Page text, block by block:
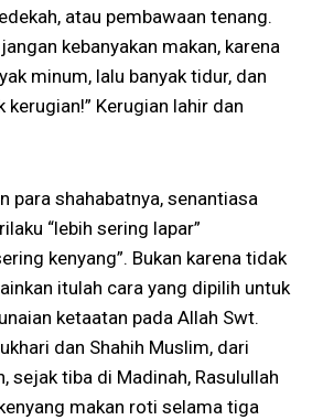
atau pembawaan tenang.
kebanyakan makan, karena
minum, lalu banyak tidur, dan
kerugian!” Kerugian lahir dan
para shahabatnya, senantiasa
“lebih sering lapar”
kenyang”. Bukan karena tidak
itulah cara yang dipilih untuk
ketaatan pada Allah Swt.
dan Shahih Muslim, dari
sejak tiba di Madinah, Rasulullah
makan roti selama tiga